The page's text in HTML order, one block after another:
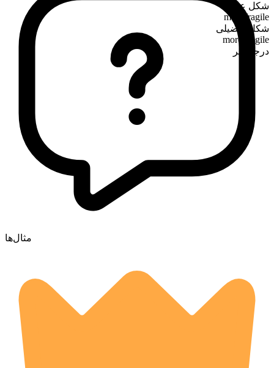
شکل عالی
most fragile
شکل تفضیلی
more fragile
درجه‌پذیر
مثال‌ها